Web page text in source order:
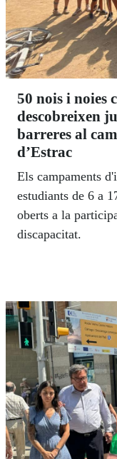
50 nois i noies
descobreixen
barreres al
d’Estrac
Els campaments
estudiants de 6 a
oberts a la
discapacitat.